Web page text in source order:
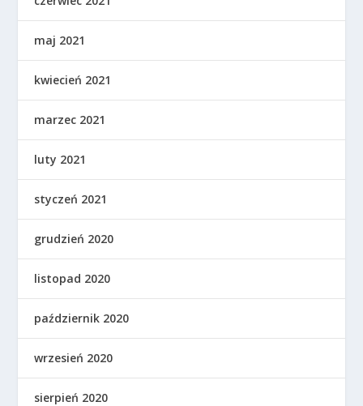
maj 2021
kwiecień 2021
marzec 2021
luty 2021
styczeń 2021
grudzień 2020
listopad 2020
październik 2020
wrzesień 2020
sierpień 2020